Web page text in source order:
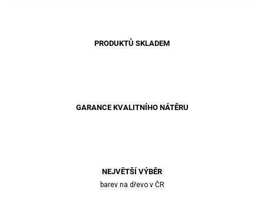
PRODUKTŮ SKLADEM
GARANCE KVALITNÍHO NÁTĚRU
NEJVĚTŠÍ VÝBĚR
barev na dřevo v ČR